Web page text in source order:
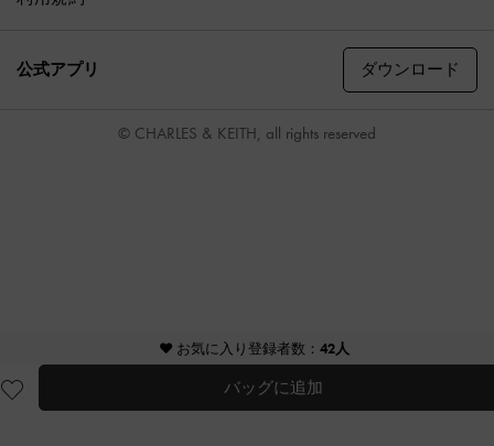
♥ お気に入り登録者数： 42人
バッグに追加
公式アプリ ダウンロード
© CHARLES & KEITH, all rights reserved